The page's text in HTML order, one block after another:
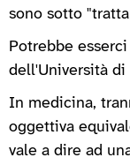
sono sotto
Potrebbe
dell'Università di
In medicina,
oggettiva
vale a dire ad